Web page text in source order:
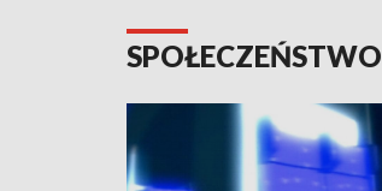
SPOŁECZEŃSTWO